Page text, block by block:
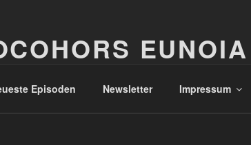
Episoden Newsletter Impressum